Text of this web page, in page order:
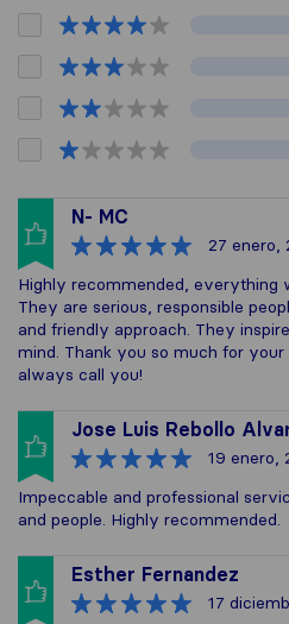
N- MC
27 enero,
Highly recommended, everything
They are serious, responsible
and friendly approach. They
mind. Thank you so much for your
always call you!
Jose Luis Rebollo
19 enero,
Impeccable and professional
and people. Highly recommended.
Esther Fernandez
17